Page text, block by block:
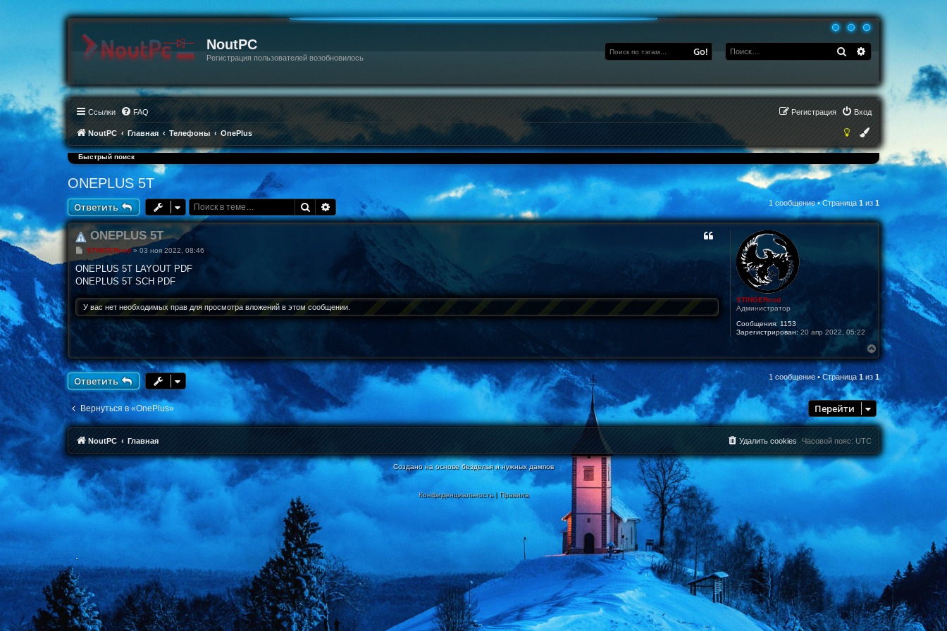
NoutPC
Регистрация пользователей возобновилось
Поиск Расширенный
Go!
Ссылки FAQ Вход
Регистрация
NoutPC Главная Телефоны OnePlus
Быстрый поиск
ONEPLUS 5T
Ответить Поиск Расширенный поиск 1 сообщение • Страница 1 из 1
STINGERcod
Администратор
Сообщения: 1153
Зарегистрирован: 20 апр 2022, 05:22
ONEPLUS 5T
С
о
о
щ
н
и
е
STINGERcod» 03 ноя 2022, 08:46
ONEPLUS 5T LAYOUT PDF
ONEPLUS 5T SCH PDF
У вас нет необходимых прав для просмотра вложений в этом сообщении.
В
е
н
у
т
ь
с
я
а
Ответить 1 сообщение • Страница 1 из 1
Вернуться в «OnePlus» Перейти
NoutPC Главная Часовой пояс: UTC
Удалить cookies
Создано на основе безделья и нужных дампов
Конфиденциальность| Правила